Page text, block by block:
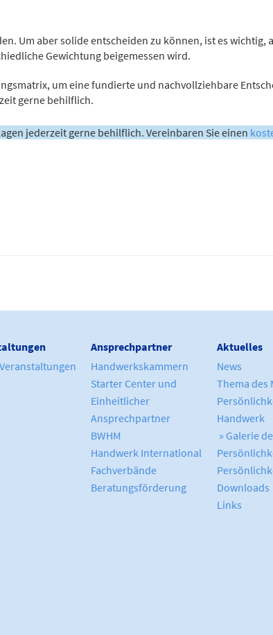
Um aber solide entscheiden zu können, ist es wichtig,
Gewichtung beigemessen wird.
um eine fundierte und nachvollziehbare
gerne behilflich.
jederzeit gerne behilflich. Vereinbaren Sie einen
Ansprechpartner
Handwerkskammern
Starter Center und
Einheitlicher
Ansprechpartner
BWHM
Handwerk International
Fachverbände
Beratungsförderung
Aktuelles
News
Thema des
Handwerk
» Galerie
Downloads
Links